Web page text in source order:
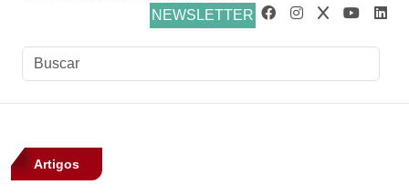
NEWSLETTER
Artigos